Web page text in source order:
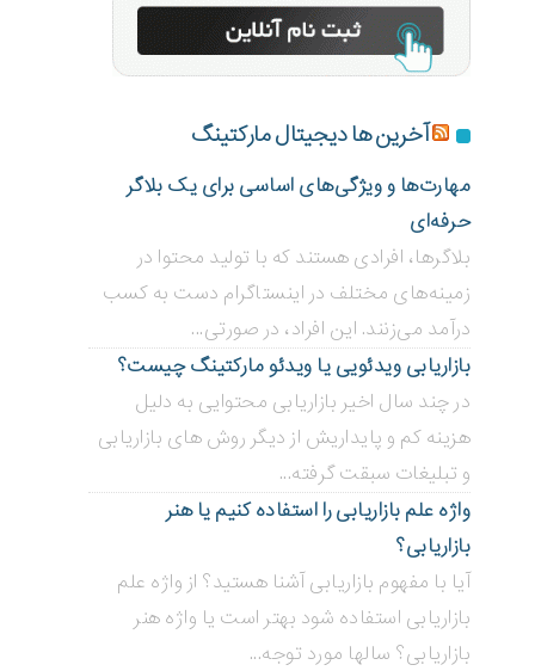
آخرین ها دیجیتال مارکتینگ
مهارت‌ها و ویژگی‌های اساسی برای یک بلاگر
حرفه‌ای
بلاگر‌ها، افرادی هستند که با تولید محتوا در
زمینه‌های مختلف در اینستاگرام دست به کسب
درآمد می‌زنند. این افراد، در صورتی...
بازاریابی ویدئویی ‌یا ویدئو مارکتینگ چیست؟
در چند سال اخیر بازاریابی محتوایی به دلیل
هزینه کم و پایداریش از دیگر روش های بازاریابی
و تبلیغات سبقت گرفته...
واژه علم بازاریابی را استفاده کنیم یا هنر
بازاریابی؟
آیا با مفهوم بازاریابی آشنا هستید؟ از واژه علم
بازاریابی استفاده شود بهتر است یا واژه هنر
بازاریابی؟ سالها مورد توجه...